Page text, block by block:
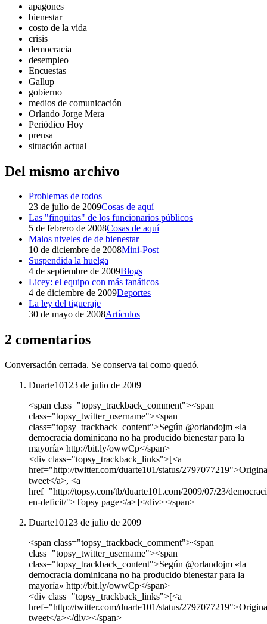
apagones
bienestar
costo de la vida
crisis
democracia
desempleo
Encuestas
Gallup
gobierno
medios de comunicación
Orlando Jorge Mera
Periódico Hoy
prensa
situación actual
Del mismo archivo
Problemas de todos
23 de julio de 2009Cosas de aquí
Las "finquitas" de los funcionarios públicos
5 de febrero de 2008Cosas de aquí
Malos niveles de de bienestar
10 de diciembre de 2008Mini-Post
Suspendida la huelga
4 de septiembre de 2009Blogs
Licey: el equipo con más fanáticos
4 de diciembre de 2009Deportes
La ley del tigueraje
30 de mayo de 2008Artículos
2 comentarios
Conversación cerrada. Se conserva tal como quedó.
Duarte101 23 de julio de 2009
<span class="topsy_trackback_comment"><span
class="topsy_twitter_username"><span
class="topsy_trackback_content">Según @orlandojm «la
democracia dominicana no ha producido bienestar para la
mayoría» http://bit.ly/owwCp</span>
<div class="topsy_trackback_links">[<a
href="http://twitter.com/duarte101/status/
tweet</a>, <a
href="http://topsy.com/tb/duarte101.com/2009/07/23/
en-deficit/">Topsy page</a>]</div></span>
Duarte101 23 de julio de 2009
<span class="topsy_trackback_comment"><span
class="topsy_twitter_username"><span
class="topsy_trackback_content">Según @orlandojm «la
democracia dominicana no ha producido bienestar para la
mayoría» http://bit.ly/owwCp</span>
<div class="topsy_trackback_links">[<a
href="http://twitter.com/duarte101/status/
tweet</a></div></span>